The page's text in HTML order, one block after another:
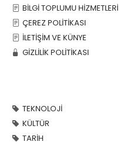
BİLGİ TOPLUMU HİZMETLERİ
ÇEREZ POLİTİKASI
İLETİŞİM VE KÜNYE
GİZLİLİK POLİTİKASI
TEKNOLOJİ
KÜLTÜR
TARİH